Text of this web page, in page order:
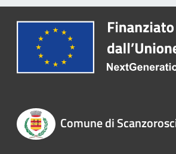
Comune di